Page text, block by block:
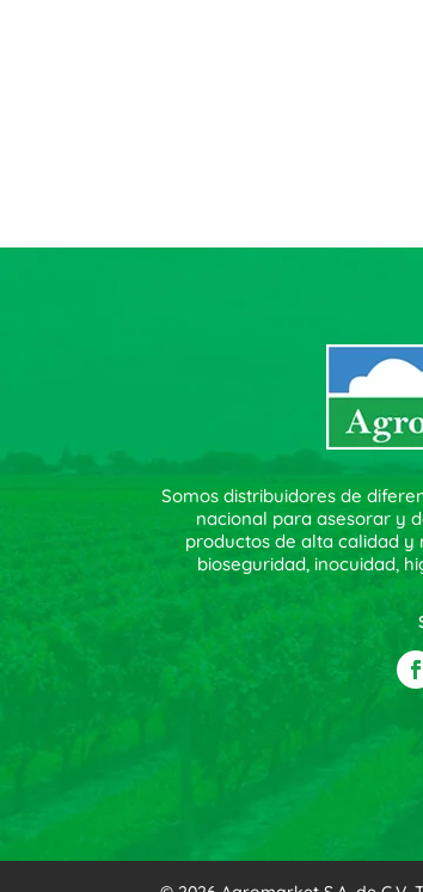
Somos distribuidores de
nacional para asesorar y
productos de alta calidad y
bioseguridad, inocuidad,